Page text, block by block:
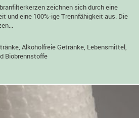
zeichnen sich durch eine
und eine 100%-ige Trennfähigkeit aus. Die
Alkoholfreie Getränke, Lebensmittel,
Biobrennstoffe